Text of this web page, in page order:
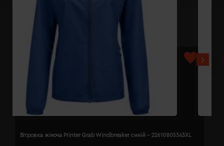
Вітровка жіноча Printer Grab Windbreaker синій - 22610805343XL